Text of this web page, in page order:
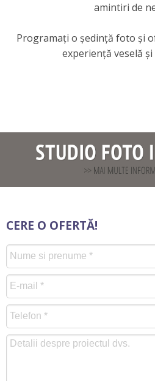
amintiri de
Programați o ședință foto și
experiență veselă
CERE O OFERTĂ!